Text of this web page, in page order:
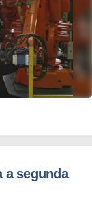
a segunda